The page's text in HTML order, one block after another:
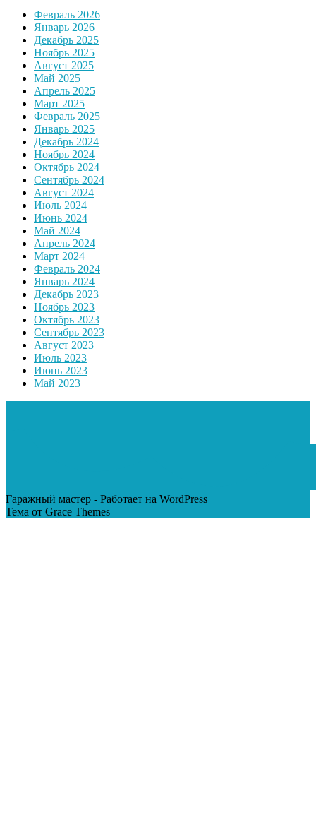
Февраль 2026
Январь 2026
Декабрь 2025
Ноябрь 2025
Август 2025
Май 2025
Апрель 2025
Март 2025
Февраль 2025
Январь 2025
Декабрь 2024
Ноябрь 2024
Октябрь 2024
Сентябрь 2024
Август 2024
Июль 2024
Июнь 2024
Май 2024
Апрель 2024
Март 2024
Февраль 2024
Январь 2024
Декабрь 2023
Ноябрь 2023
Октябрь 2023
Сентябрь 2023
Август 2023
Июль 2023
Июнь 2023
Май 2023
Гаражный мастер - Работает на WordPress
Тема от Grace Themes